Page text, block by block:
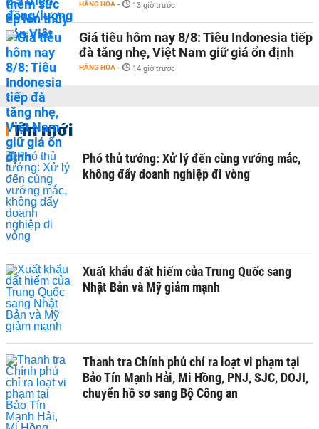
HÀNG HÓA - 13 giờ trước
Giá tiêu hôm nay 8/8: Tiêu Indonesia tiếp
đà tăng nhẹ, Việt Nam giữ giá ổn định
HÀNG HÓA - 14 giờ trước
Tin mới
Phó thủ tướng: Xử lý đến cùng vướng mắc,
không đẩy doanh nghiệp đi vòng
Xuất khẩu đất hiếm của Trung Quốc sang
Nhật Bản và Mỹ giảm mạnh
Thanh tra Chính phủ chỉ ra loạt vi phạm tại
Bảo Tín Mạnh Hải, Mi Hồng, PNJ, SJC, DOJI,
chuyển hồ sơ sang Bộ Công an